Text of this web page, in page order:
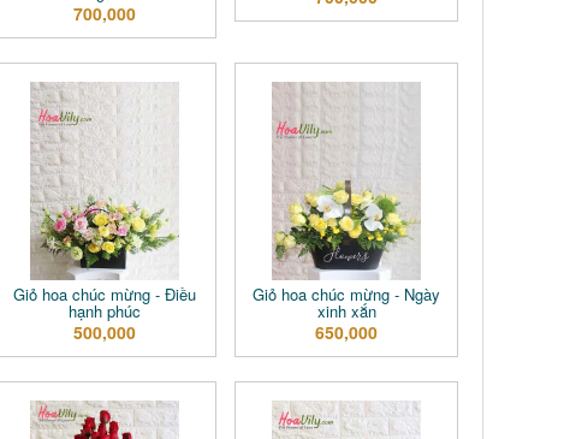
700,000
Giỏ hoa chúc mừng - Điều
hạnh phúc
500,000
Giỏ hoa chúc mừng - Ngày
xinh xắn
650,000